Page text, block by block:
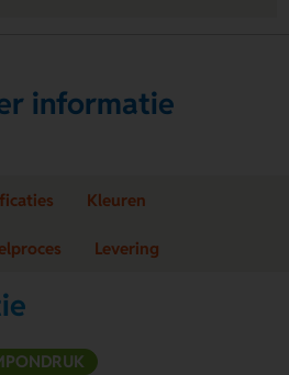
informatie
Kleuren
Levering